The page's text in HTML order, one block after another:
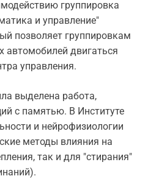
группировка
и управление"
позволяет группировкам
автомобилей двигаться
управления.
выделена работа,
с памятью. В Институте
и нейрофизиологии
методы влияния на
так и для "стирания"